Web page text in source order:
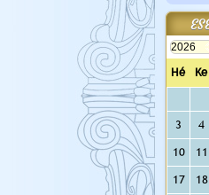
Hé Ke
3
4
10 11
17 18